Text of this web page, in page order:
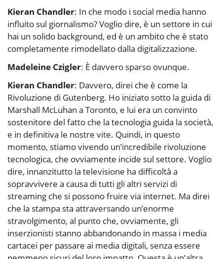
Kieran Chandler: In che modo i social media hanno
influito sul giornalismo? Voglio dire, è un settore in cui
hai un solido background, ed è un ambito che è stato
completamente rimodellato dalla digitalizzazione.
Madeleine Czigler: È davvero sparso ovunque.
Kieran Chandler: Davvero, direi che è come la
Rivoluzione di Gutenberg. Ho iniziato sotto la guida di
Marshall McLuhan a Toronto, e lui era un convinto
sostenitore del fatto che la tecnologia guida la società,
e in definitiva le nostre vite. Quindi, in questo
momento, stiamo vivendo un’incredibile rivoluzione
tecnologica, che ovviamente incide sul settore. Voglio
dire, innanzitutto la televisione ha difficoltà a
sopravvivere a causa di tutti gli altri servizi di
streaming che si possono fruire via internet. Ma direi
che la stampa sta attraversando un’enorme
stravolgimento, al punto che, ovviamente, gli
inserzionisti stanno abbandonando in massa i media
cartacei per passare ai media digitali, senza essere